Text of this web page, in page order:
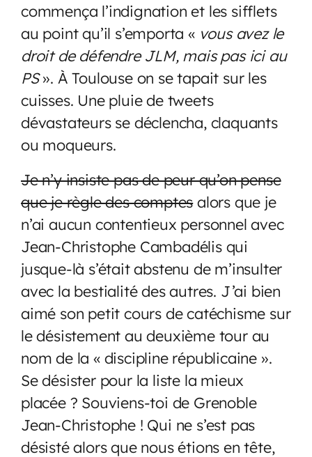
commença l’indignation et les sifflets
au point qu’il s’emporta « vous avez le
droit de défendre JLM, mais pas ici au
PS». À Toulouse on se tapait sur les
cuisses. Une pluie de tweets
dévastateurs se déclencha, claquants
ou moqueurs.
Je n’y insiste pas de peur qu’on pense
que je règle des comptesalors que je
n’ai aucun contentieux personnel avec
Jean-Christophe Cambadélis qui
jusque-là s’était abstenu de m’insulter
avec la bestialité des autres. J’ai bien
aimé son petit cours de catéchisme sur
le désistement au deuxième tour au
nom de la « discipline républicaine ».
Se désister pour la liste la mieux
placée ? Souviens-toi de Grenoble
Jean-Christophe ! Qui ne s’est pas
désisté alors que nous étions en tête,